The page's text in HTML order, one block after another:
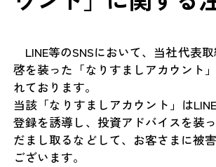
LINE等のSNSにおいて、当社代表
啓を装った「なりすましアカウント
れております。
当該「なりすましアカウント」は
登録を誘導し、投資アドバイスを装
だまし取るなどして、お客さまに被
ございます。